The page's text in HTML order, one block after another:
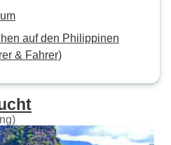
auf den Philippinen
& Fahrer)